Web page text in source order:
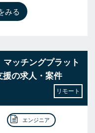
みる
マッチングプラット
援の求人・案件
リモート
エンジニア